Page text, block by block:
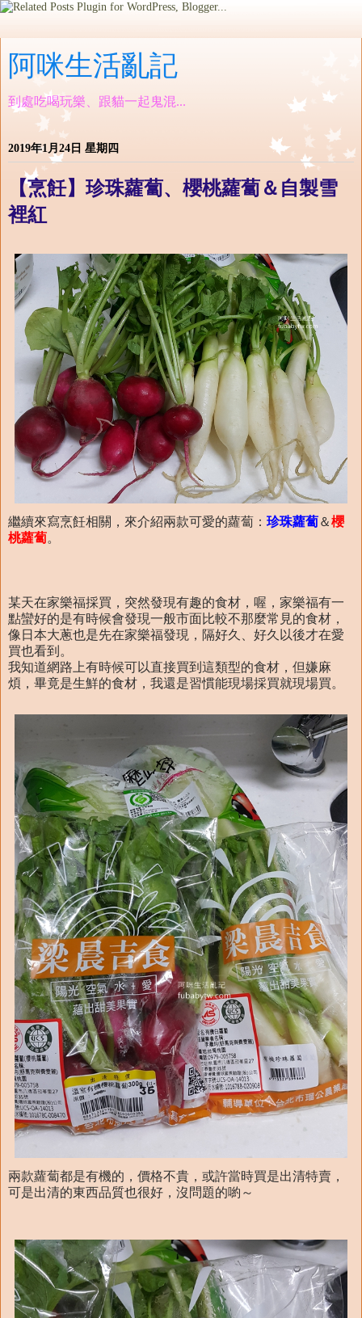
阿咪生活亂記
到處吃喝玩樂、跟貓一起鬼混...
2019年1月24日 星期四
【烹飪】珍珠蘿蔔、櫻桃蘿蔔＆自製雪
裡紅
繼續來寫烹飪相關，來介紹兩款可愛的蘿蔔： 珍珠蘿蔔＆櫻
桃蘿蔔。
某天在家樂福採買，突然發現有趣的食材，喔，家樂福有一
點蠻好的是有時候會發現一般市面比較不那麼常見的食材，
像日本大蔥也是先在家樂福發現，隔好久、好久以後才在愛
買也看到。
我知道網路上有時候可以直接買到這類型的食材，但嫌麻
煩，畢竟是生鮮的食材，我還是習慣能現場採買就現場買。
兩款蘿蔔都是有機的，價格不貴，或許當時買是出清特賣，
可是出清的東西品質也很好，沒問題的喲～